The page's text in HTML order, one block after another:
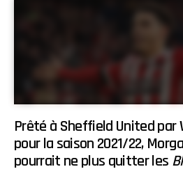
Prêté à Sheffield United par
pour la saison 2021/22,
pourrait ne plus quitter les